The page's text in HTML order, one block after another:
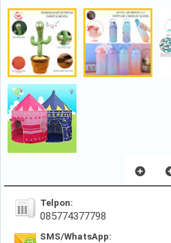
Telpon:
085774377798
SMS/WhatsApp: